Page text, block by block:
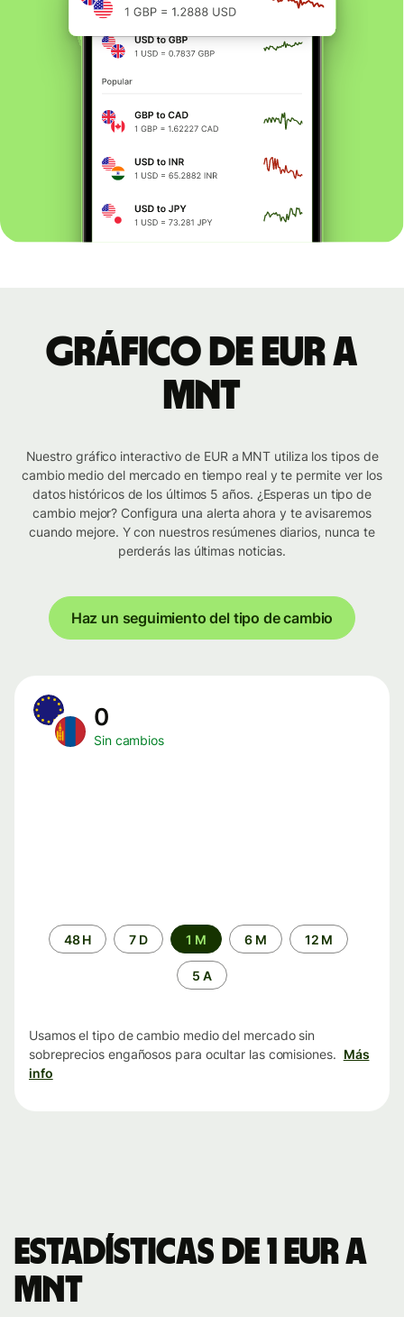
Gráfico de EUR a
MNT
Nuestro gráfico interactivo de EUR a MNT utiliza los tipos de
cambio medio del mercado en tiempo real y te permite ver los
datos históricos de los últimos 5 años. ¿Esperas un tipo de
cambio mejor? Configura una alerta ahora y te avisaremos
cuando mejore. Y con nuestros resúmenes diarios, nunca te
perderás las últimas noticias.
Haz un seguimiento del tipo de cambio
0
Sin cambios
Periodo48 H 7 D 1 M 6 M 12 M
5 A
Usamos el tipo de cambio medio del mercado sin
sobreprecios engañosos para ocultar las comisiones. Más
info
Estadísticas de 1 EUR a
MNT